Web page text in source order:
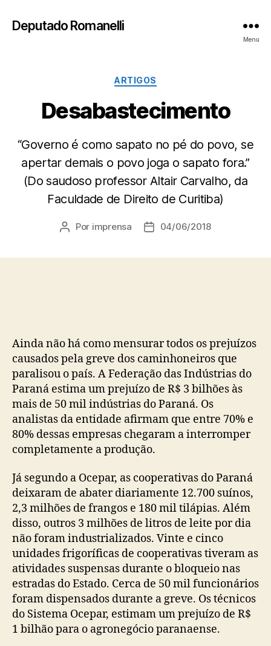
Deputado Romanelli
Menu
Categorias
ARTIGOS
Desabastecimento
“Governo é como sapato no pé do povo, se
apertar demais o povo joga o sapato fora.”
(Do saudoso professor Altair Carvalho, da
Faculdade de Direito de Curitiba)
Autor
Por imprensa
Data04/06/2018
Ainda não há como mensurar todos os prejuízos
causados pela greve dos caminhoneiros que
paralisou o país. A Federação das Indústrias do
Paraná estima um prejuízo de R$ 3 bilhões às
mais de 50 mil indústrias do Paraná. Os
analistas da entidade afirmam que entre 70% e
80% dessas empresas chegaram a interromper
completamente a produção.
Já segundo a Ocepar, as cooperativas do Paraná
deixaram de abater diariamente 12.700 suínos,
2,3 milhões de frangos e 180 mil tilápias. Além
disso, outros 3 milhões de litros de leite por dia
não foram industrializados. Vinte e cinco
unidades frigoríficas de cooperativas tiveram as
atividades suspensas durante o bloqueio nas
estradas do Estado. Cerca de 50 mil funcionários
foram dispensados durante a greve. Os técnicos
do Sistema Ocepar, estimam um prejuízo de R$
1 bilhão para o agronegócio paranaense.